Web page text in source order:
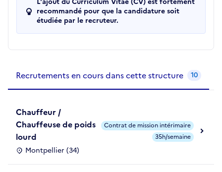
recommandé pour que la candidature soit
étudiée par le recruteur.
Recrutements en cours dans cette structure 10
Chauffeur /
Chauffeuse de poids
lourd
Montpellier (34)
Contrat de mission intérimaire
35h/semaine